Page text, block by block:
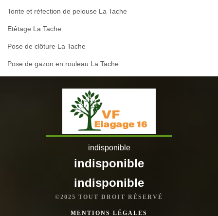
Tonte et réfection de pelouse La Tache
Etêtage La Tache
Pose de clôture La Tache
Pose de gazon en rouleau La Tache
indisponible
indisponible
indisponible
©2025 TOUT DROIT RÉSERVÉ
MENTIONS LÉGALES